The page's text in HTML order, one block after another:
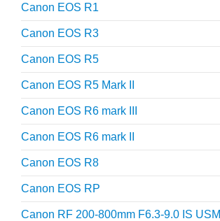
Canon EOS R1
Canon EOS R3
Canon EOS R5
Canon EOS R5 Mark II
Canon EOS R6 mark III
Canon EOS R6 mark II
Canon EOS R8
Canon EOS RP
Canon RF 200-800mm F6.3-9.0 IS USM